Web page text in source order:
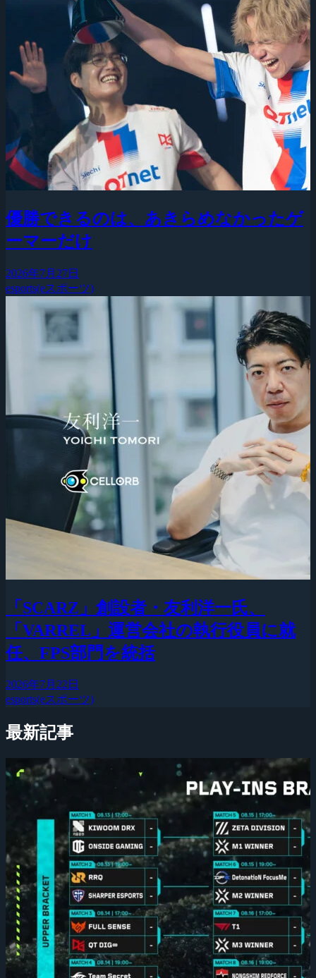
優勝できるのは、あきらめなかったゲ
ーマーだけ
2026年7月27日
esports(eスポーツ)
「SCARZ」創設者・友利洋一氏、
「VARREL」運営会社の執行役員に就
任、FPS部門を統括
2026年7月22日
esports(eスポーツ)
最新記事